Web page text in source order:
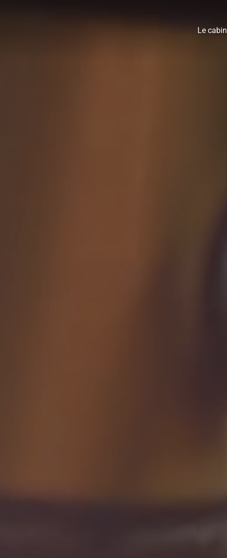
Le